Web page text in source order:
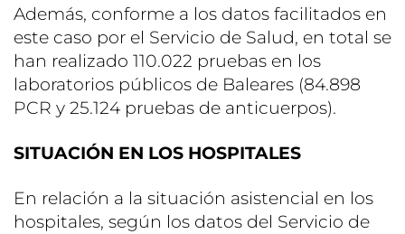
Además, conforme a los datos facilitados en
este caso por el Servicio de Salud, en total se
han realizado 110.022 pruebas en los
laboratorios públicos de Baleares (84.898
PCR y 25.124 pruebas de anticuerpos).
SITUACIÓN EN LOS HOSPITALES
En relación a la situación asistencial en los
hospitales, según los datos del Servicio de